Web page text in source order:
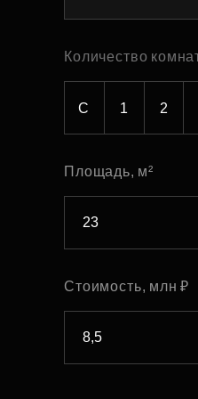
Количество
С 1 2
Площадь, м²
Стоимость, млн ₽